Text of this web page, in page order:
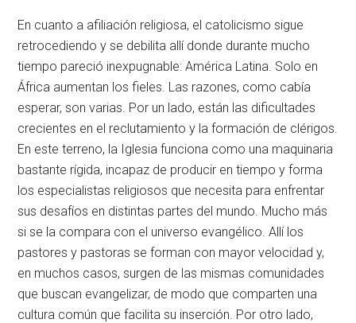
En cuanto a afiliación religiosa, el catolicismo sigue
retrocediendo y se debilita allí donde durante mucho
tiempo pareció inexpugnable: América Latina. Solo en
África aumentan los fieles. Las razones, como cabía
esperar, son varias. Por un lado, están las dificultades
crecientes en el reclutamiento y la formación de clérigos.
En este terreno, la Iglesia funciona como una maquinaria
bastante rígida, incapaz de producir en tiempo y forma
los especialistas religiosos que necesita para enfrentar
sus desafíos en distintas partes del mundo. Mucho más
si se la compara con el universo evangélico. Allí los
pastores y pastoras se forman con mayor velocidad y,
en muchos casos, surgen de las mismas comunidades
que buscan evangelizar, de modo que comparten una
cultura común que facilita su inserción. Por otro lado,